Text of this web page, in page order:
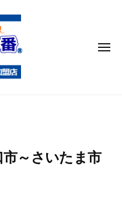
メ
市～さいたま市